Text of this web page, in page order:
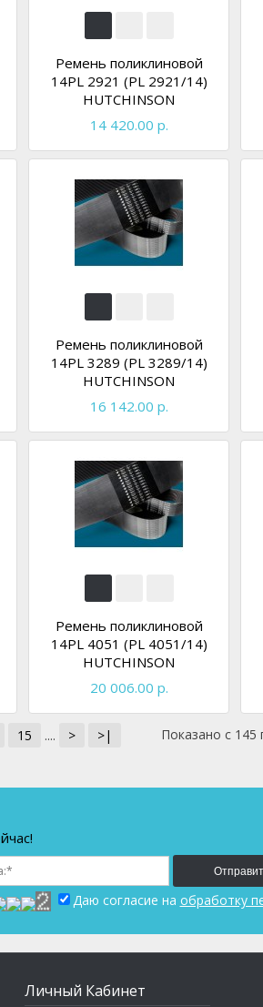
Ремень поликлиновой
14PL 2921 (PL 2921/14)
HUTCHINSON
14 420.00 р.
Ремень поликлиновой
14PL 3289 (PL 3289/14)
HUTCHINSON
16 142.00 р.
Ремень поликлиновой
14PL 4051 (PL 4051/14)
HUTCHINSON
20 006.00 р.
15 .... > >| Показано с 145
Даю согласие на обработку
Личный Кабинет